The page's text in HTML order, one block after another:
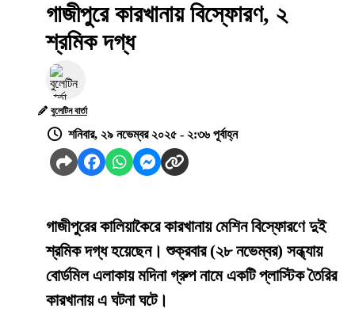
গাজীপুরে কারখানায় বিস্ফোরণ, ২
শ্রমিক দগ্ধ
বুলেটিন বার্তা
শনিবার, ২৯ নভেম্বর ২০২৫ - ২:৩৬ পূর্বাহ্ন
গাজীপুরের কালিয়াকৈরে কারখানায় মেশিন বিস্ফোরণে দুই
শ্রমিক দগ্ধ হয়েছেন। শুক্রবার (২৮ নভেম্বর) সন্ধ্যায়
বোর্ডমিল এলাকায় মদিনা গ্রুপ নামে একটি প্লাস্টিক তৈরির
কারখানায় এ ঘটনা ঘটে।